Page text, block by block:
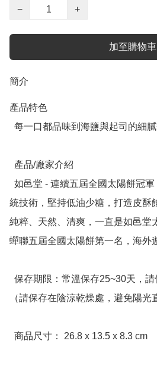
−
+
加至購物車
簡介
產品特色
統技術，堅持低油少糖，打造皮酥
純粹、天然、清爽，一直是如邑堂
蟬聯五屆全國太陽餅第一名，海外
（請保存在陰涼乾燥處，避免陽光